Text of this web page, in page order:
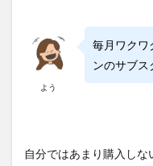
よう
毎月ワクワ
ンのサブス
自分ではあまり購入し